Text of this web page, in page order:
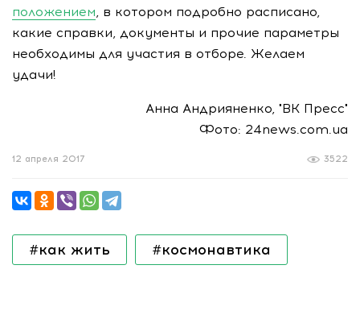
положением, в котором подробно расписано,
какие справки, документы и прочие параметры
необходимы для участия в отборе. Желаем
удачи!
Анна Андрияненко, "ВК Пресс"
Фото: 24news.com.ua
3522
12 апреля 2017
#как жить #космонавтика